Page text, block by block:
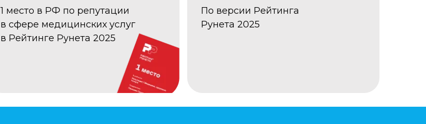
1 место в РФ по репутации
в сфере медицинских услуг
в Рейтинге Рунета 2025
По версии Рейтинга
Рунета 2025